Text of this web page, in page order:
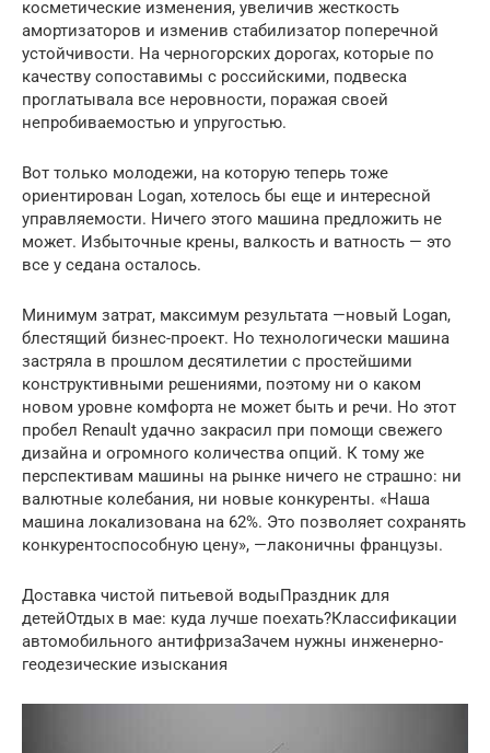
косметические изменения, увеличив жесткость
амортизаторов и изменив стабилизатор поперечной
устойчивости. На черногорских дорогах, которые по
качеству сопоставимы с российскими, подвеска
проглатывала все неровности, поражая своей
непробиваемостью и упругостью.
Вот только молодежи, на которую теперь тоже
ориентирован Logan, хотелось бы еще и интересной
управляемости. Ничего этого машина предложить не
может. Избыточные крены, валкость и ватность — это
все у седана осталось.
Минимум затрат, максимум результата —новый Logan,
блестящий бизнес-проект. Но технологически машина
застряла в прошлом десятилетии с простейшими
конструктивными решениями, поэтому ни о каком
новом уровне комфорта не может быть и речи. Но этот
пробел Renault удачно закрасил при помощи свежего
дизайна и огромного количества опций. К тому же
перспективам машины на рынке ничего не страшно: ни
валютные колебания, ни новые конкуренты. «Наша
машина локализована на 62%. Это позволяет сохранять
конкурентоспособную цену», —лаконичны французы.
Доставка чистой питьевой водыПраздник для
детейОтдых в мае: куда лучше поехать?Классификации
автомобильного антифризаЗачем нужны инженерно-
геодезические изыскания